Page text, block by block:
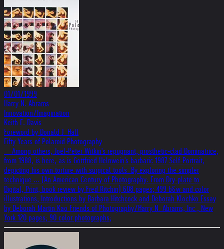
01/01/1999
Harry N. Abrams
Innovation/Imagination
Keith F. Davis
Foreword by Donald J. Hall
Fifty Years of Polaroid Photography
... Among others, Joel-Peter Witkin's repugnant, prosthetic-clad Dominatrice,
from 1988, is here, as is Gottfried Helnwein's barbaric 1987 Self-Portrait,
depicting his own torture with surgical tools. By exploring the simpler
technique ... (An American Century of Photography: From Dry-plate to
Digital, Print, book review by Fred Ritchin) 608 pages; 499 b&w and color
illustrations; Introductions by Barbara Hitchcock and Deborah Klochko Essay
by Deborah Martin Kao Friends of Photography/Harry N. Abrams, Inc., New
York 120 pages; 90 color photographs;